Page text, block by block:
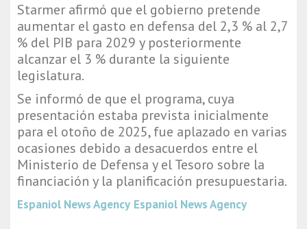
Starmer afirmó que el gobierno pretende
aumentar el gasto en defensa del 2,3 % al 2,7
% del PIB para 2029 y posteriormente
alcanzar el 3 % durante la siguiente
legislatura.
Se informó de que el programa, cuya
presentación estaba prevista inicialmente
para el otoño de 2025, fue aplazado en varias
ocasiones debido a desacuerdos entre el
Ministerio de Defensa y el Tesoro sobre la
financiación y la planificación presupuestaria.
Espaniol News Agency Espaniol News Agency